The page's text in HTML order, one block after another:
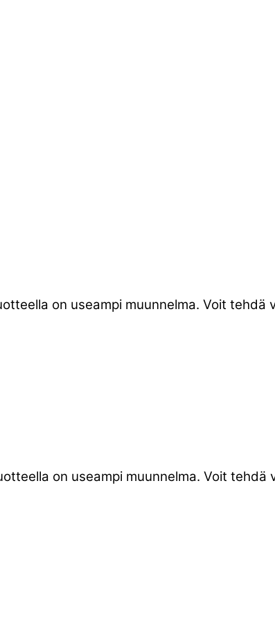
on useampi muunnelma. Voit tehdä
on useampi muunnelma. Voit tehdä